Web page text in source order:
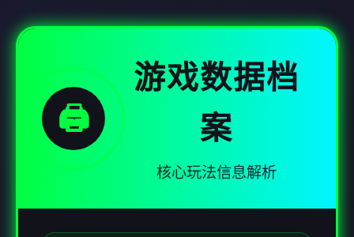
🖨️
游戏数据档
案
核心玩法信息解析